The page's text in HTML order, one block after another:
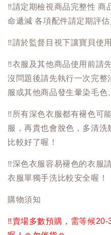
‼️請定期檢視商品完整性 商
命遞減 各項配件請定期評
‼️請於監督目視下讓寶貝使
‼️衣服及其他商品使用前請
沒問題後請先執行一次完整
服或其他商品發生暈染毛
‼️ 所有深色衣服都有褪色可
服，再貴也會脫色，多清
比較好了喔！
‼️深色衣服容易褪色的衣服
衣服單獨手洗比較安全喔！
購物須知
‼️賣場多數預購，需等候